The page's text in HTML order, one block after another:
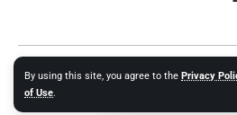
By using this site, you agree to the Privacy
of Use.
Copyright © 2023, All Rights are